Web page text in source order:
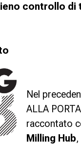
controllo di
Nel
ALLA
raccontato
Milling Hub